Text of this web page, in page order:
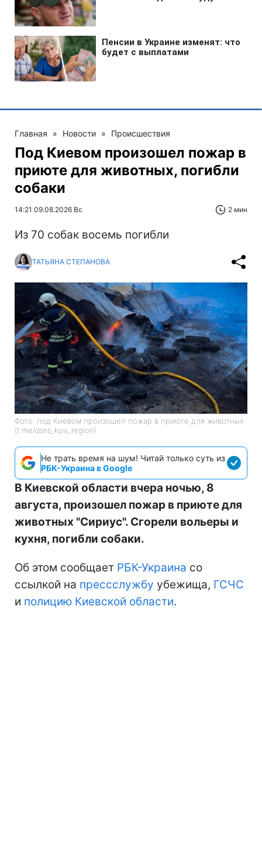
Главная » Новости » Происшествия
Под Киевом произошел пожар в
приюте для животных, погибли
собаки
14:21 09.08.2026 Вс 2 мин
Из 70 собак восемь погибли
ТАТЬЯНА СТЕПАНОВА
Фото: под Киевом произошел пожар в приюте для животных
(t.me/dsns_kyiv_region)
Не трать время на шум! Читай только суть из
РБК-Украина в Google
В Киевской области вчера ночью, 8
августа, произошел пожар в приюте для
животных "Сириус". Сгорели вольеры и
кухня, погибли собаки.
Об этом сообщает РБК-Украина со
ссылкой на прессслужбу убежища, ГСЧС
и полицию Киевской области.